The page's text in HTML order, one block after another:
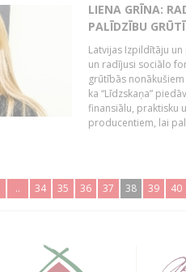
LIENA GRĪNA:
PALĪDZĪBU
Latvijas Izpildītāju
un radījusi sociālo
grūtībās
ka “Līdzskaņa”
finansiālu, praktisku
producentiem, lai
.. 34 35 36 37 38 39 40